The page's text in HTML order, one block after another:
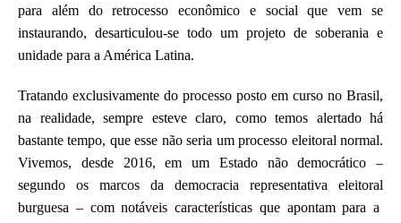
para além do retrocesso econômico e social quevemse
instaurando, desarticulou-se todo um projeto de soberania e
unidade para a América Latina.
Tratando exclusivamente do processo posto em curso no Brasil,
na realidade, sempre esteve claro, como temos alertado há
bastante tempo, que esse não seria um processo eleitoral normal.
Vivemos, desde 2016, em um Estado não democrático –
segundo os marcos da democracia representativa eleitoral
burguesa – com notáveis características que apontam para a